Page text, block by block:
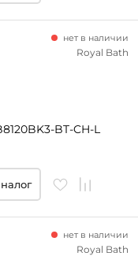
BT-CH-L
нет в наличии
Royal Bath
нет в наличии
Royal Bath